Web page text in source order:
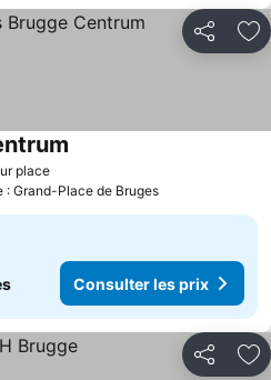
Partager
place
: Grand-Place de Bruges
Consulter les prix
Partager